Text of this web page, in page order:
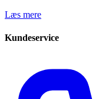
Læs mere
Kundeservice